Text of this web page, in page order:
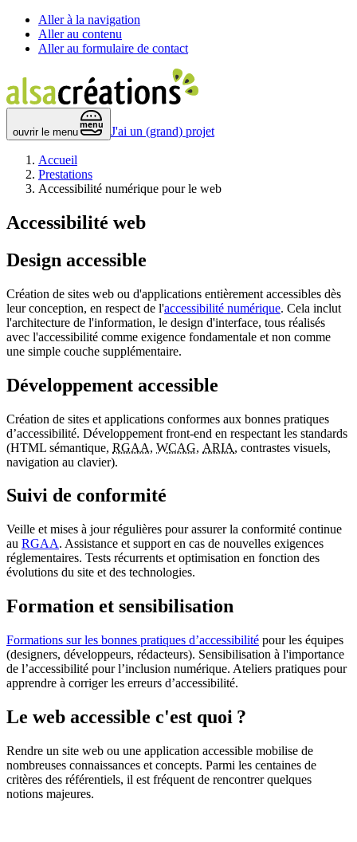
Aller à la navigation
Aller au contenu
Aller au formulaire de contact
ouvrir le menu
menu
J'ai un (grand) projet
Accueil
Prestations
Accessibilité numérique pour le web
Accessibilité web
Design accessible
Création de sites web ou d'applications entièrement accessibles dès
leur conception, en respect de l'accessibilité numérique. Cela inclut
l'architecture de l'information, le design d'interface, tous réalisés
avec l'accessibilité comme exigence fondamentale et non comme
une simple couche supplémentaire.
Développement accessible
Création de sites et applications conformes aux bonnes pratiques
d’accessibilité. Développement front-end en respectant les standards
(HTML sémantique, RGAA, WCAG, ARIA, contrastes visuels,
navigation au clavier).
Suivi de conformité
Veille et mises à jour régulières pour assurer la conformité continue
au RGAA. Assistance et support en cas de nouvelles exigences
réglementaires. Tests récurrents et optimisation en fonction des
évolutions du site et des technologies.
Formation et sensibilisation
Formations sur les bonnes pratiques d’accessibilité pour les équipes
(designers, développeurs, rédacteurs). Sensibilisation à l'importance
de l’accessibilité pour l’inclusion numérique. Ateliers pratiques pour
apprendre à corriger les erreurs d’accessibilité.
Le web accessible c'est quoi ?
Rendre un site web ou une application accessible mobilise de
nombreuses connaissances et concepts. Parmi les centaines de
critères des référentiels, il est fréquent de rencontrer quelques
notions majeures.